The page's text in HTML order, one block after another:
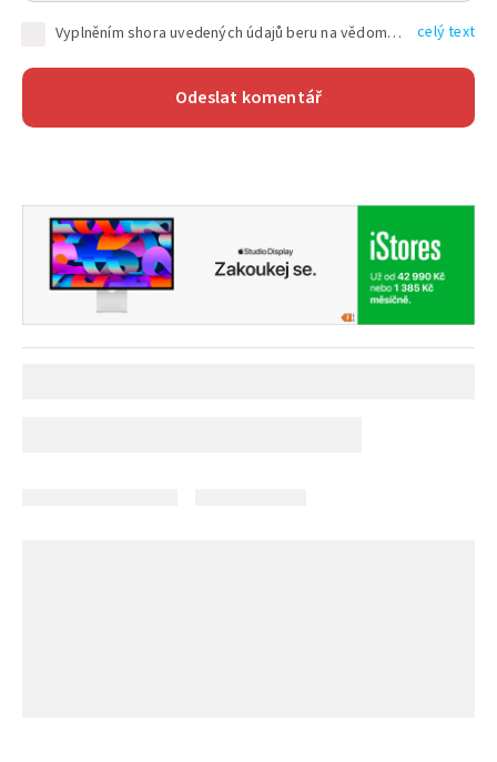
Vyplněním shora uvedených údajů beru na vědomí, že společnost TEXT FACTORY s.r.o., sídlem Brno, Durďákova 336/29, Černá Pole, PSČ: 613 00, IČ: 06157831, zapsané u Krajského soudu v Brně, oddíl C, vložka 100399, bude zpracovávat mé osobní údaje uvedené v rámci mnou vyplněného registračního formuláře na základě oprávněných zájmů TEXT FACTORY s.r.o. dle čl. 6 odst. 1 písm. f) GDPR a pro splnění právních povinností (čl. 6 odst. 1 písm. c) GDPR), a to pro tyto účely: nezbytnost zajistit oprávnění návštěvníka webových stránek provozovaných společností TEXT FACTORY s.r.o. přispívat aktivně ke zveřejněným článkům nebo v rámci diskusních fór a výkon práv TEXT FACTORY s.r.o. jako administrátora těchto diskusních fór. Více informací o zpracování osobních údajů a právech lze nalézt v celý text